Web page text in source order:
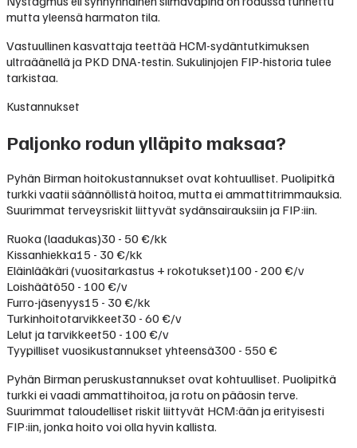
mutta yleensä harmaton tila.
Vastuullinen kasvattaja teettää HCM-sydäntutkimuksen
ultraäänellä ja PKD DNA-testin. Sukulinjojen FIP-historia tulee
tarkistaa.
Kustannukset
Paljonko rodun ylläpito maksaa?
Pyhän Birman hoitokustannukset ovat kohtuulliset. Puolipitkä
turkki vaatii säännöllistä hoitoa, mutta ei ammattitrimmauksia.
Suurimmat terveysriskit liittyvät sydänsairauksiin ja FIP:iin.
Ruoka (laadukas)30 - 50 €/kk
Kissanhiekka15 - 30 €/kk
Eläinlääkäri (vuositarkastus + rokotukset)100 - 200 €/v
Loishäätö50 - 100 €/v
Furro-jäsenyys15 - 30 €/kk
Turkinhoitotarvikkeet30 - 60 €/v
Lelut ja tarvikkeet50 - 100 €/v
Tyypilliset vuosikustannukset yhteensä300 - 550 €
Pyhän Birman peruskustannukset ovat kohtuulliset. Puolipitkä
turkki ei vaadi ammattihoitoa, ja rotu on pääosin terve.
Suurimmat taloudelliset riskit liittyvät HCM:ään ja erityisesti
FIP:iin, jonka hoito voi olla hyvin kallista.